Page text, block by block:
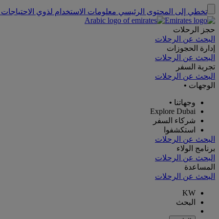
تخطي إلى المحتوى الرئيسي معلومات الاستخدام لذوي
حجز الرحلات
البحث عن الرحلات
إدارة الحجوزات
البحث عن الرحلات
تجربة السفر
البحث عن الرحلات
الوجهات •
وجهاتنا •
Explore Dubai
شركاء السفر
استكشفوا
البحث عن الرحلات
برنامج الولاء
البحث عن الرحلات
المساعدة
البحث عن الرحلات
KW
البحث